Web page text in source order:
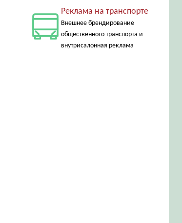
Реклама на транспорте
Внешнее брендирование
общественного транспорта и
внутрисалонная реклама